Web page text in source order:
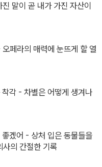
말이 곧 내가 가진 자산이
페라의 매력에 눈뜨게 할 열
각 - 차별은 어떻게 생겨나
겠어 - 상처 입은 동물들을
사의 간절한 기록